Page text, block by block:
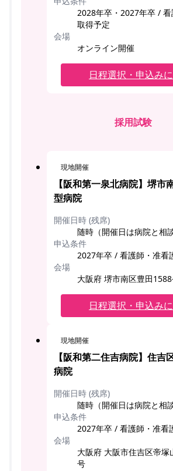
2028年卒・2027年卒 /
取得予定
会場
オンライン開催
日程選択・申込み
採用試験
現地開催
【阪和第一泉北病院】堺市
型病院
開催日時 (残席)
随時（開催日は病院と相
申込条件
2027年卒 / 看護師・准看
会場
大阪府 堺市南区豊田
日程選択・申込み
現地開催
【阪和第二住吉病院】住吉
病院
開催日時 (残席)
随時（開催日は病院と相
申込条件
2027年卒 / 看護師・准看
会場
大阪府 大阪市住吉区帝塚
号